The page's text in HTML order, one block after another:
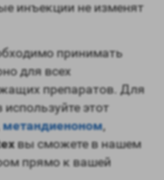
инъекции не изменят
принимать
для всех
препаратов. Для
этот
метандиеноном,
вы сможете в нашем
прямо к вашей